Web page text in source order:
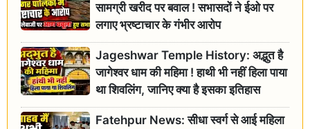
सामग्री खरीद पर बवाल ! सभासदों ने ईओ पर
लगाए भ्रष्टाचार के गंभीर आरोप
Jageshwar Temple History: अद्भुत है
जागेश्वर धाम की महिमा ! हाथी भी नहीं हिला पाया
था शिवलिंग, जानिए क्या है इसका इतिहास
Fatehpur News: सीधा स्वर्ग से आई महिला